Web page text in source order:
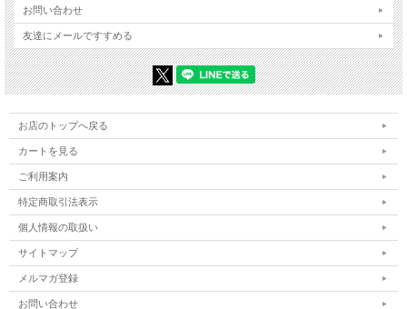
お問い合わせ
友達にメールですすめる
お店のトップへ戻る
カートを見る
ご利用案内
特定商取引法表示
個人情報の取扱い
サイトマップ
メルマガ登録
お問い合わせ